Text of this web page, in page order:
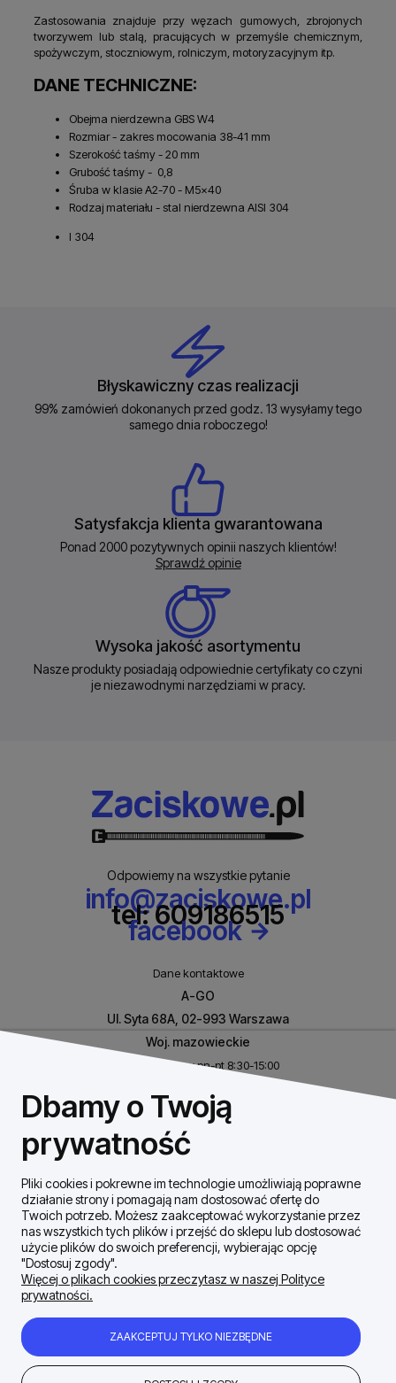
Zastosowania znajduje przy węzach gumowych, zbrojonych
tworzywem lub stalą, pracujących w przemyśle chemicznym,
spożywczym, stoczniowym, rolniczym, motoryzacyjnym itp.
DANE TECHNICZNE:
Obejma nierdzewna GBS W4
Rozmiar - zakres mocowania 38-41 mm
Szerokość taśmy - 20 mm
Grubość taśmy - 0,8
Śruba w klasie A2-70 - M5x40
Rodzaj materiału - stal nierdzewna AISI 304
I 304
Błyskawiczny czas realizacji
99% zamówień dokonanych przed godz. 13 wysyłamy tego
samego dnia roboczego!
Satysfakcja klienta gwarantowana
Ponad 2000 pozytywnych opinii naszych klientów!
Sprawdź opinie
Wysoka jakość asortymentu
Nasze produkty posiadają odpowiednie certyfikaty co czyni
je niezawodnymi narzędziami w pracy.
Odpowiemy na wszystkie pytanie
info@zaciskowe.pl
tel: 609186515
facebook
Dane kontaktowe
A-GO
Ul. Syta 68A, 02-993 Warszawa
Woj. mazowieckie
Biuro czynne w pn-pt 8:30-15:00
REGON: 146926170
Szybki Kontakt
Dostawa / płatności
Zakupy Regulamin
Dbamy o Twoją
prywatność
Pliki cookies i pokrewne im technologie umożliwiają poprawne
działanie strony i pomagają nam dostosować ofertę do
Twoich potrzeb. Możesz zaakceptować wykorzystanie przez
nas wszystkich tych plików i przejść do sklepu lub dostosować
użycie plików do swoich preferencji, wybierając opcję
"Dostosuj zgody".
Więcej o plikach cookies przeczytasz w naszej Polityce
prywatności.
ZAAKCEPTUJ TYLKO NIEZBĘDNE